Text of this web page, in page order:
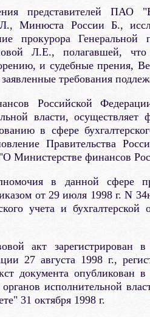
представителей ПАО
Минюста России Б.,
прокурора Генеральной
Л.Е., полагавшей, что
и судебные прения,
требования
Российской
власти,
в сфере
Правительства
Министерстве финансов
в данной сфере
от 29 июля 1998 г. N
учета и бухгалтерской
акт зарегистрирован
27 августа 1998 г.,
документа опубликован
исполнительной
31 октября 1998 г.